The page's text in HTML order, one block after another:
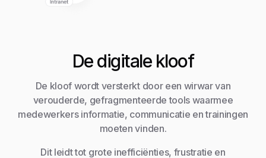
De digitale kloof
De kloof wordt versterkt door een wirwar van
verouderde, gefragmenteerde tools waarmee
medewerkers informatie, communicatie en trainingen
moeten vinden.
Dit leidt tot grote inefficiënties, frustratie en